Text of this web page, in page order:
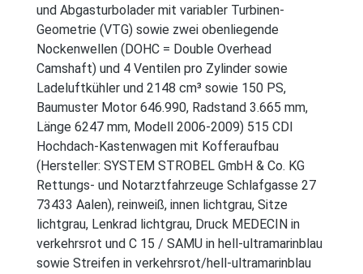
und Abgasturbolader mit variabler Turbinen-
Geometrie (VTG) sowie zwei obenliegende
Nockenwellen (DOHC = Double Overhead
Camshaft) und 4 Ventilen pro Zylinder sowie
Ladeluftkühler und 2148 cm³ sowie 150 PS,
Baumuster Motor 646.990, Radstand 3.665 mm,
Länge 6247 mm, Modell 2006-2009) 515 CDI
Hochdach-Kastenwagen mit Kofferaufbau
(Hersteller: SYSTEM STROBEL GmbH & Co. KG
Rettungs- und Notarztfahrzeuge Schlafgasse 27
73433 Aalen), reinweiß, innen lichtgrau, Sitze
lichtgrau, Lenkrad lichtgrau, Druck MEDECIN in
verkehrsrot und C 15 / SAMU in hell-ultramarinblau
sowie Streifen in verkehrsrot/hell-ultramarinblau